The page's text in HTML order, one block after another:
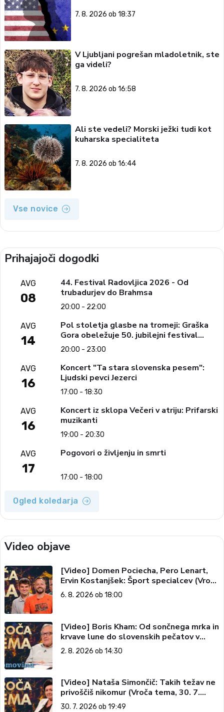
7. 8. 2026 ob 18:37
V Ljubljani pogrešan mladoletnik, ste
ga videli?
7. 8. 2026 ob 16:58
Ali ste vedeli? Morski ježki tudi kot
kuharska specialiteta
7. 8. 2026 ob 16:44
Vse novice
Prihajajoči dogodki
AVG
08
44. Festival Radovljica 2026 - Od
trubadurjev do Brahmsa
20:00 - 22:00
AVG
14
Pol stoletja glasbe na tromeji: Graška
Gora obeležuje 50. jubilejni festival
narodno-zabavne glasbe
20:00 - 23:00
AVG
16
Koncert "Ta stara slovenska pesem":
Ljudski pevci Jezerci
17:00 - 18:30
AVG
16
Koncert iz sklopa Večeri v atriju: Prifarski
muzikanti
19:00 - 20:30
AVG
17
Pogovori o življenju in smrti
17:00 - 18:00
Ogled koledarja
Video objave
[Video] Domen Pociecha, Pero Lenart,
Ervin Kostanjšek: Šport specialcev (Vroča
tema, 6. 8. 2026)
6. 8. 2026 ob 18:00
[Video] Boris Kham: Od sončnega mrka in
krvave lune do slovenskih pečatov v
vesolju (Vroča tema, 2. 8. 2026)
2. 8. 2026 ob 14:30
[Video] Nataša Simončič: Takih težav ne
privoščiš nikomur (Vroča tema, 30. 7.
2026)
30. 7. 2026 ob 19:49